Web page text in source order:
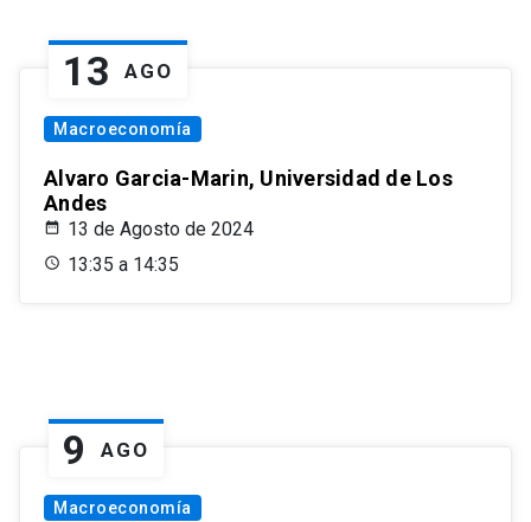
13 AGO
Macroeconomía
Alvaro Garcia-Marin, Universidad de Los
Andes
13 de Agosto de 2024
13:35 a 14:35
9 AGO
Macroeconomía